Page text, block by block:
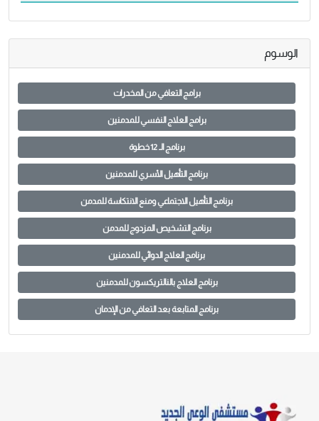
الوسوم
برامج التعافي من المخدرات
برامج العلاج النفسي للمدمنين
برنامج الـ 12 خطوة
برنامج التأهيل الأسري للمدمنين
برنامج التأهيل الاجتماعي ومنع الانتكاسة للمدمن
برنامج التشخيص المزدوج للمدمن
برنامج العلاج الدوائي للمدمنين
برنامج العلاج بالنالتريكسون للمدمنين
برنامج المتابعة بعد التعافي من الإدمان